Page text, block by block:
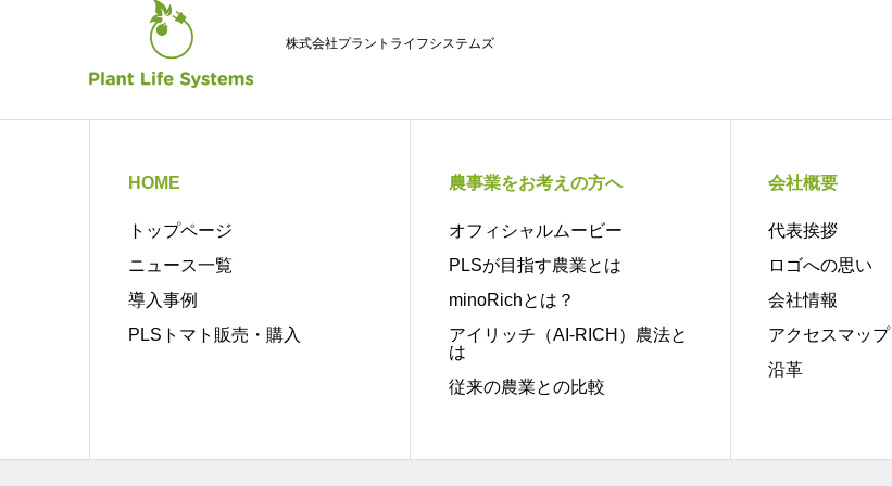
株式会社プラントライフシステムズ
HOME
トップページ
ニュース一覧
導入事例
PLSトマト販売・購入
農事業をお考えの方へ
オフィシャルムービー
PLSが目指す農業とは
minoRichとは？
アイリッチ（AI-RICH）農法と
は
従来の農業との比較
会社概要
代表挨拶
ロゴへの思い
会社情報
アクセスマップ
沿革